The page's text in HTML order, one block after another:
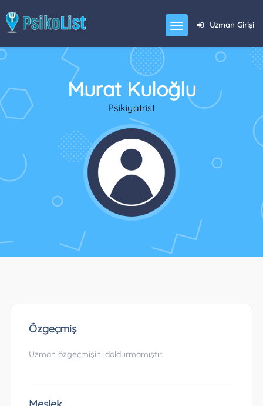
Uzman Girişi
Murat Kuloğlu
Psikiyatrist
Özgeçmiş
Uzman özgeçmişini doldurmamıştır.